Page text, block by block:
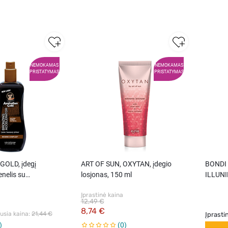
NEMOKAMAS
PRISTATYMAS
įdegį
su
ml.
kaina: 21,44 €
NEMOKAMAS
PRISTATYMAS
ART OF SUN, OXYTAN, įdegio
losjonas, 150 ml
Įprastinė kaina
8,74 €
12,49 €
0
BONDI